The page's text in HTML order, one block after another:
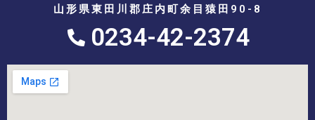
山形県東田川郡庄内町余目猿田90-8
0234-42-2374